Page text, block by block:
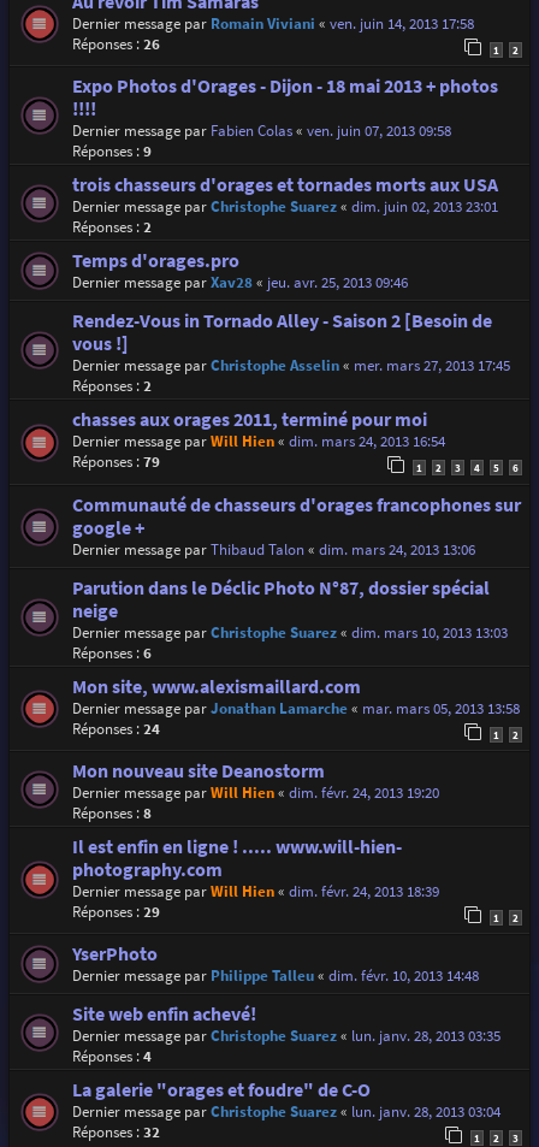
Dernier message par Romain Viviani « ven. juin 14, 2013 17:58
Réponses :26 1 2
Expo Photos d'Orages - Dijon - 18 mai 2013 + photos
!!!!
Dernier message par Fabien Colas« ven. juin 07, 2013 09:58
Réponses :9
trois chasseurs d'orages et tornades morts aux USA
Dernier message parChristophe Suarez« dim. juin 02, 2013 23:01
Réponses :2
Temps d'orages.pro
Dernier message parXav28« jeu. avr. 25, 2013 09:46
Rendez-Vous in Tornado Alley - Saison 2 [Besoin de
vous !]
Dernier message parChristophe Asselin« mer. mars 27, 2013 17:45
Réponses :2
chasses aux orages 2011, terminé pour moi
Dernier message parWill Hien« dim. mars 24, 2013 16:54
Réponses :79 1 2 3 4 5 6
Communauté de chasseurs d'orages francophones sur
google +
Dernier message parThibaud Talon« dim. mars 24, 2013 13:06
Parution dans le Déclic Photo N°87, dossier spécial
neige
Dernier message parChristophe Suarez« dim. mars 10, 2013 13:03
Réponses :6
Mon site, www.alexismaillard.com
Dernier message parJonathan Lamarche« mar. mars 05, 2013 13:58
Réponses :24 1 2
Mon nouveau site Deanostorm
Dernier message parWill Hien« dim. févr. 24, 2013 19:20
Réponses :8
Il est enfin en ligne ! ..... www.will-hien-
photography.com
Dernier message parWill Hien« dim. févr. 24, 2013 18:39
Réponses :29 1 2
YserPhoto
Dernier message par Philippe Talleu« dim. févr. 10, 2013 14:48
Site web enfin achevé!
Dernier message parChristophe Suarez« lun. janv. 28, 2013 03:35
Réponses :4
La galerie "orages et foudre" de C-O
Dernier message parChristophe Suarez« lun. janv. 28, 2013 03:04
Réponses :32 1 2 3